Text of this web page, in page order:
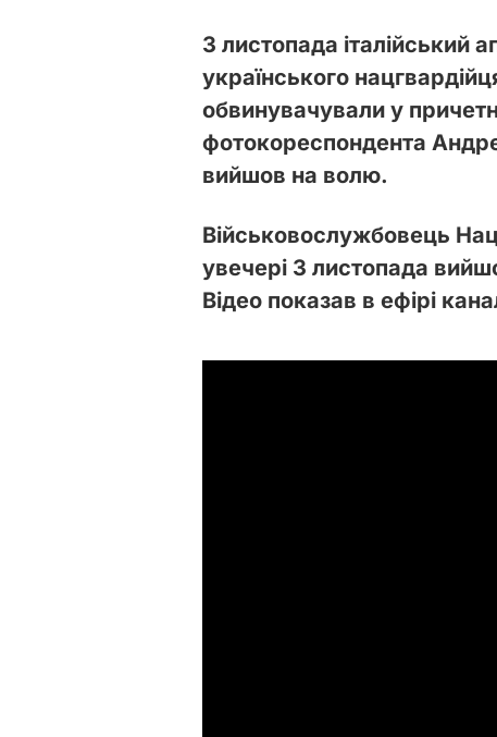
3 листопада італійський
українського
обвинувачували у
фотокореспондента
вийшов на волю.
Військовослужбовець
увечері 3 листопада
Відео показав в ефірі